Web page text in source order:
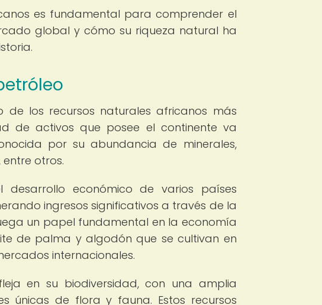
es fundamental para comprender el
global y cómo su riqueza natural ha
de los recursos naturales africanos más
de activos que posee el continente va
por su abundancia de minerales,
otros.
desarrollo económico de varios países
ingresos significativos a través de la
un papel fundamental en la economía
de palma y algodón que se cultivan en
internacionales.
en su biodiversidad, con una amplia
únicas de flora y fauna. Estos recursos